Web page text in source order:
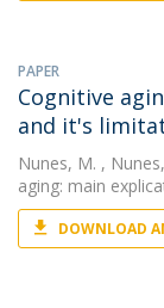
PAPER
Cognitive
and it's
Nunes, M. ,
aging: main
DOWNLOAD